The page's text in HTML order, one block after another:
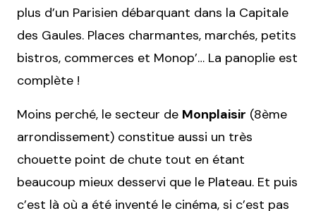
plus d’un Parisien débarquant dans la Capitale
des Gaules. Places charmantes, marchés, petits
bistros, commerces et Monop’… La panoplie est
complète !
Moins perché, le secteur de Monplaisir (8ème
arrondissement) constitue aussi un très
chouette point de chute tout en étant
beaucoup mieux desservi que le Plateau. Et puis
c’est là où a été inventé le cinéma, si c’est pas